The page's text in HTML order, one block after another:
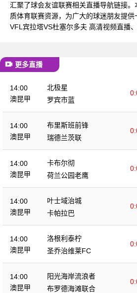
汇聚了球会友谊联赛相关直播导航链接
质体育联赛资源，为广大的球迷朋友提
VFL宾拉塔VS杜塞尔多夫 高清视频直播
更多直播
14:00
澳昆甲
北极星
罗宾市蓝
14:00
澳昆甲
布里斯班前锋
瑞德兰茨联
14:00
澳昆甲
卡布尔彻
荷兰公园老鹰
14:00
澳昆甲
叶士域治城
卡帕拉巴
14:00
澳昆甲
洛根利泰柠
圣乔治维莱FC
14:00
澳昆甲
阳光海岸流浪者
布罗德海滩联合